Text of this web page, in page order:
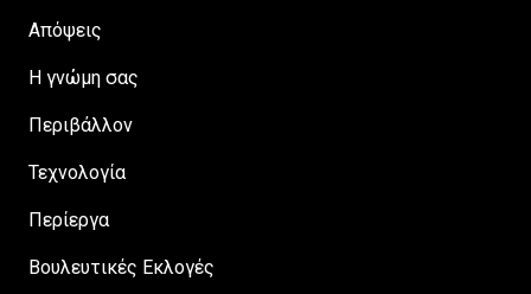
Απόψεις
H γνώμη σας
Περιβάλλον
Τεχνολογία
Περίεργα
Βουλευτικές Εκλογές